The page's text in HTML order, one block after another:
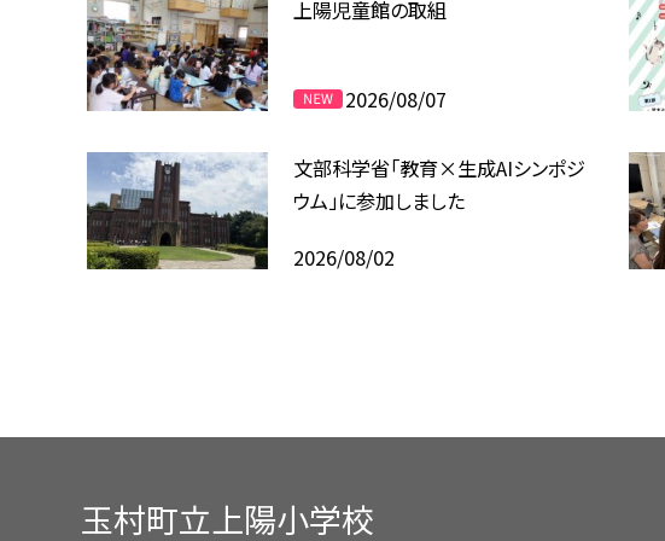
上陽児童館の取組
2026/08/07
文部科学省「教育×生成AIシンポジ
ウム」に参加しました
2026/08/02
玉村町立上陽小学校